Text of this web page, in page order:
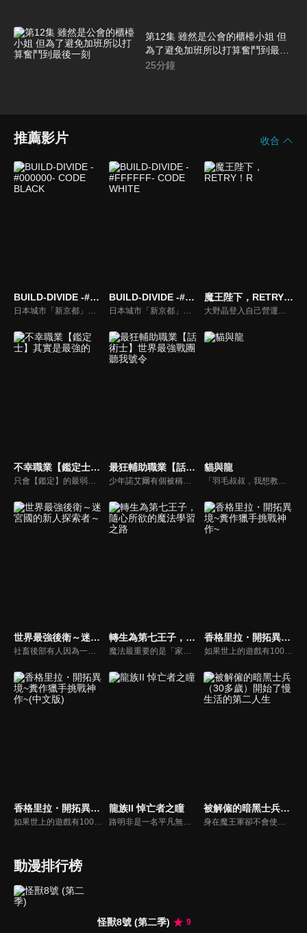
第12集 雖然是公會的櫃檯小姐 但
為了避免加班所以打算奮鬥到最後
一刻
25分鐘
推薦影片 收合
BUILD-DIVIDE -#000000- CODE BLACK
日本城市「新京都」受到名為「BUILD DIVIDE」的卡片遊戲主宰，並由最強的「王」統治著城市。城市中有一項謠言：「藉由 BUILD DIVIDE 取勝於王，任何願望實現方能實現」。少年藏部照人為了此目的，在神祕少女晩華櫻良的引導下投身加入了這場名為「重構」（リビルド）的戰鬥之中。
BUILD-DIVIDE -#FFFFFF- CODE WHITE
日本城市「新京都」受到名為「BUILD DIVIDE」的卡片遊戲主宰，並由最強的「王」統治著城市。城市中有一項謠言：「藉由 BUILD DIVIDE 取勝於王，任何願望實現方能實現」。少年藏部照人為了此目的，在神祕少女晩華櫻良的引導下投身加入了這場名為「重構」（リビルド）的戰鬥之中。
魔王陛下，RETRY！R
大野晶登入自己營運的「INFINITY GAME」的大頭目「魔王・九內伯斗」後，就直接被傳送到異世界去。他與在異世界遇到的神秘少女「亞可」和聖女「露娜」等遊戲中的部下與異世界夥伴們，一步步地穩固在異世界的勢力，同時踏上尋找回到現實世界的嶄新旅程。以「魔王」為中心的故事再度展開......！
不幸職業【鑑定士】其實是最強的
只會【鑑定】的最弱職業，也是最不幸的職業──【鑑定士】。身為鑑定士的艾因被夥伴戲稱為「撿垃圾的」，遭受悽慘不公的對待。自卑不已的他每天都過著卑微的生活。然而，艾因的命運因為與【世界樹】的精靈尤莉，以及守護精靈尤莉的賢者烏爾蘇拉相遇，出現了重大的轉變。從尤莉手中獲得【精靈的義眼】後，艾因接受了烏爾蘇拉的特訓，並漸漸累積了實力。為了實現尤莉的願望，讓她見到其他世界樹的姐妹，艾因於是踏上了旅途。與生俱來的善良本性再加上新獲得的勇氣，讓艾因一路克服各種困難。
最狂輔助職業【話術士】世界最強戰團聽我號令
少年諾艾爾有個被稱作不滅惡鬼的英雄祖父。他崇拜祖父，立志成為最強探索者，然而他的職能卻是被評為最弱的支援職「話術士」。諾艾爾繼承祖父的遺志，透過非比尋常的努力，獲得與探索者相符的力量。然而，依舊無法彌補天生才能造成的差距──但他那無與倫比的才智開花結果，讓他找到了通往最強的道路。那就是尋找夥伴，創建最強的組織，並率領這個組織──思索策略，玩弄敵人，率領夥伴，往遙遠的高峰前進。最狂的「話術士」將不擇手段開闢通往最強的道路。
貓與龍
「羽毛叔叔，我想教人類的小孩魔法。」在深邃的森林中，居住著會使用魔法的貓以及吐出火焰的龍。在這片森林中被貓養育長大的龍，擁有近乎永恆的生命，因此在與牠一同長大的貓永眠後，便肩負起將貓的子孫培育長大的責任。討厭人類、被貓稱為「羽毛叔叔」的龍，同時也被人類懷著恐懼與敬意將其稱為「貓龍」。隨著森林的貓兒們逐漸長大，也開始尋求獨立自主的生活，其中也不乏與人類一起生活的故事。今日龍也在森林中教著小貓如何狩獵，一篇關於貓與龍以及人類，帶點溫暖與神秘的故事就此展開。
世界最強後衛～迷宮國的新人探索者～
社畜後部有人因為一場意外事故，轉生到了被稱為「迷宮國」的異世界。在那裡，成為迷宮探索者的有人，獲得的竟是不明職業「後衛」。那是兼具攻擊和防禦，以及治療能力的萬能支援職！與神秘的亞人傭兵少女、轉生前的美女上司，以及一群個性鮮明的夥伴們一起，有人一步步爬升迷宮國的序列！「──各位，我來『支援』！」他的支援，強化了力量與情誼──最強支援職的冒險譚，正式揭幕！
轉生為第七王子，隨心所欲的魔法學習之路
魔法最重要的是「家世」、「才能」、「努力」……。有一位熱愛魔法，卻缺乏血統和才能，最後死於非命的「凡人」魔法師。臨死前期望「想要鑽研學習更多魔法」的這個男人在轉生後，成為了擁有強大魔法血統的沙魯姆王國第七王子・洛伊德。
香格里拉・開拓異境~糞作獵手挑戰神作~
如果世上的遊戲有100款神作，就有1000款糞作。這是深愛糞作也為糞作所鍾愛的男人「陽務樂郎」挑戰與糞作完全極端的神作「香格里拉．開拓異境」的故事。以每個人都有過的遊戲體驗描寫全新感覺的奇幻故事，讓沉浸在過去回憶的大人們＆活在先進科技中的年輕人。
香格里拉・開拓異境~糞作獵手挑戰神作~(中文版) 龍族II 悼亡者之瞳
路明非是一名平凡無奇的高中生。某天，他突然收到了一封來自異國學校的神祕的入學邀請函。儘管他被學校優渥的待遇給吸引，但他卻還是無法下定決心——因為他未能割捨自己對女同學雯雯的心意。就在這時，前來說服他入學的學姐諾諾提出了一個建議。
被解僱的暗黑士兵（30多歲）開始了慢生活的第二人生
動漫排行榜
怪獸8號 (第二季)
9